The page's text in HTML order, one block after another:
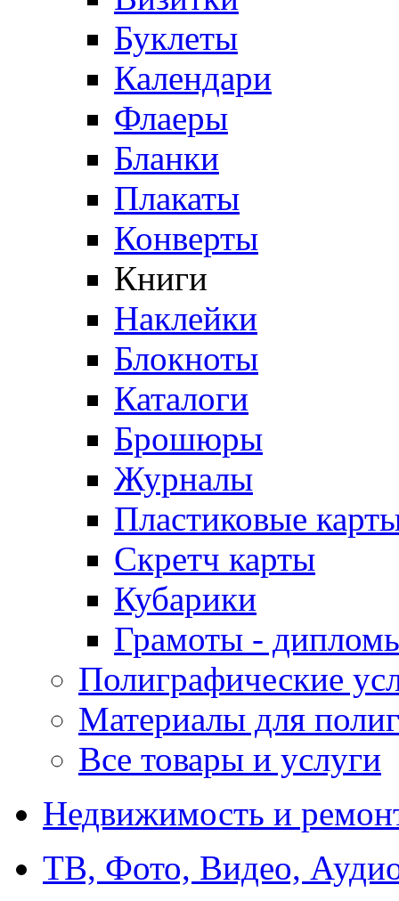
Буклеты
Календари
Флаеры
Бланки
Плакаты
Конверты
Книги
Наклейки
Блокноты
Каталоги
Брошюры
Журналы
Пластиковые
Скретч карты
Кубарики
Грамоты -
Полиграфические
Материалы для
Все товары и услуги
Недвижимость и
ТВ, Фото, Видео,